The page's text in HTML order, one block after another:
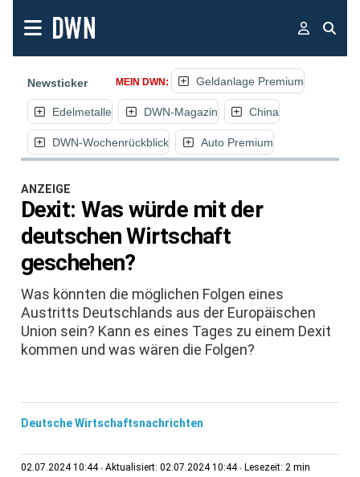
Newsticker MEIN DWN: Geldanlage Premium
Edelmetalle DWN-Magazin China
DWN-Wochenrückblick Auto Premium
ANZEIGE
Dexit: Was würde mit der
deutschen Wirtschaft
geschehen?
Was könnten die möglichen Folgen eines
Austritts Deutschlands aus der Europäischen
Union sein? Kann es eines Tages zu einem Dexit
kommen und was wären die Folgen?
Deutsche Wirtschaftsnachrichten
02.07.2024 10:44 Aktualisiert: 02.07.2024 10:44 Lesezeit: 2 min